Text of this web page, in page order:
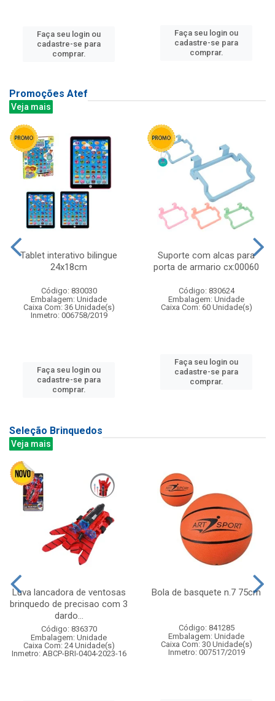
Faça seu login ou
cadastre-se para
comprar.
Faça seu login ou
cadastre-se para
comprar.
Promoções Atef
Veja mais
Tablet interativo bilingue
24x18cm
Código: 830030
Embalagem: Unidade
Caixa Com: 36 Unidade(s)
Inmetro: 006758/2019
Faça seu login ou
cadastre-se para
comprar.
Suporte com alcas para
porta de armario cx:00060
Código: 830624
Embalagem: Unidade
Caixa Com: 60 Unidade(s)
Faça seu login ou
cadastre-se para
comprar.
Seleção Brinquedos
Veja mais
Luva lancadora de ventosas
brinquedo de precisao com 3
dardo...
Código: 836370
Embalagem: Unidade
Caixa Com: 24 Unidade(s)
Inmetro: ABCP-BRI-0404-2023-16
Bola de basquete n.7 75cm
Código: 841285
Embalagem: Unidade
Caixa Com: 30 Unidade(s)
Inmetro: 007517/2019